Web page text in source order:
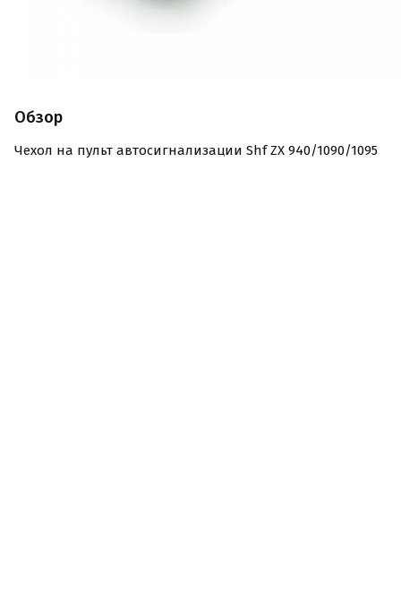
Обзор
Чехол на пульт автосигнализации Shf ZX 940/1090/1095